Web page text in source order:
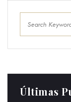
Últimas